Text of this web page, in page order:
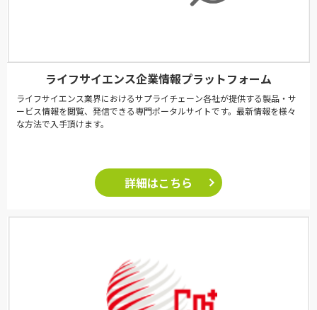
ライフサイエンス企業情報プラットフォーム
ライフサイエンス業界におけるサプライチェーン各社が提供する製品・サ
ービス情報を閲覧、発信できる専門ポータルサイトです。最新情報を様々
な方法で入手頂けます。
詳細はこちら